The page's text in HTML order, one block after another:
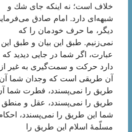
خلاف است؛ نه اینكه جای شك و
شبهه‌ای دارد. امام صادق می‌فرماید
دیگر، ما حرف خودمان را كه
نمی‌زنیم. طبق این بیان و طبق این
عبارت، اگر شما در جایی دیدید كه
دارد حركت و سمت‌گیری به غیر از
آن طریقی است كه وجدان شما آن
طریق را نمی‌پسندد، فطرت شما آن
طریق را نمی‌پسندد، عقل و منطق
شما این طریق را نمی‌پسندد، احكام
مسلّمۀ اسلام این طریق را